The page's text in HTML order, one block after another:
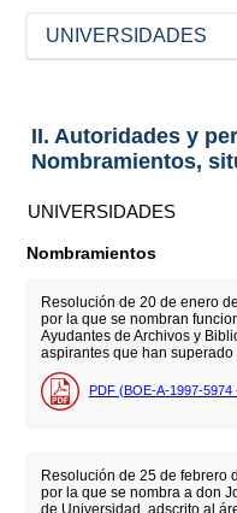
UNIVERSIDADES
II. Autoridades y
Nombramientos,
UNIVERSIDADES
Nombramientos
Resolución de 20 de enero
por la que se nombran
Ayudantes de Archivos y
aspirantes que han superado
PDF (BOE-A-1997-5974
Resolución de 25 de febrero
por la que se nombra a don
de Universidad, adscrito al